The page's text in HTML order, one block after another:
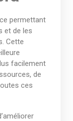
permettant
et de les
Cette
facilement
de
ces